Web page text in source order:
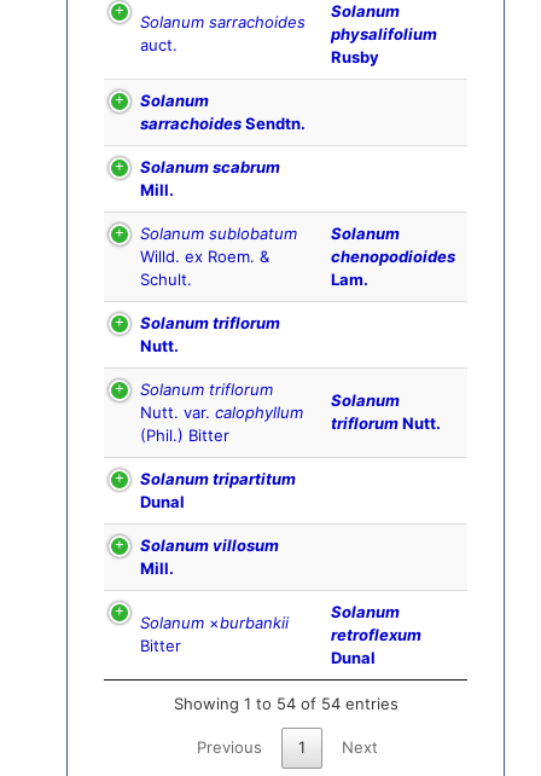
Solanum sarrachoides
auct.
Solanum
physalifolium
Rusby
Solanum
sarrachoidesSendtn.
Solanum scabrum
Mill.
Solanum sublobatum
Willd. ex Roem. &
Schult.
Solanum
chenopodioides
Lam.
Solanum triflorum
Nutt.
Solanum triflorum
Nutt. var. calophyllum
(Phil.) Bitter
Solanum
triflorumNutt.
Solanum tripartitum
Dunal
Solanum villosum
Mill.
Solanum ×burbankii
Bitter
Solanum
retroflexum
Dunal
Showing 1 to 54 of 54 entries
Previous 1 Next